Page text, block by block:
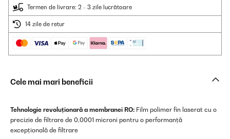
Termen de livrare: 2 - 3 zile lucrătoare
14 zile de retur
Cele mai mari beneficii
Tehnologie revoluționară a membranei RO: Film polimer fin laserat cu o
precizie de filtrare de 0,0001 microni pentru o performanță
excepțională de filtrare